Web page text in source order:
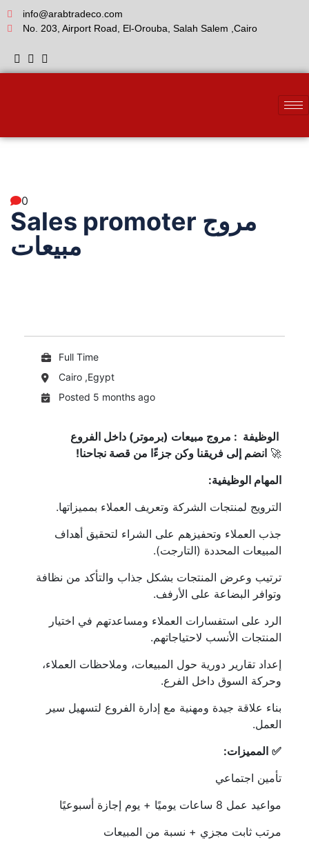
info@arabtradeco.com
No. 203, Airport Road, El-Orouba, Salah Salem ,Cairo
0
Sales promoter مروج
مبيعات
Full Time
Cairo ,Egypt
Posted 5 months ago
الوظيفة : مروج مبيعات (برموتر) داخل الفروع
🚀 انضم إلى فريقنا وكن جزءًا من قصة نجاحنا!
المهام الوظيفية:
الترويج لمنتجات الشركة وتعريف العملاء بمميزاتها.
جذب العملاء وتحفيزهم على الشراء لتحقيق أهداف
المبيعات المحددة (التارجت).
ترتيب وعرض المنتجات بشكل جذاب والتأكد من نظافة
وتوافر البضاعة على الأرفف.
الرد على استفسارات العملاء ومساعدتهم في اختيار
المنتجات الأنسب لاحتياجاتهم.
إعداد تقارير دورية حول المبيعات، وملاحظات العملاء،
وحركة السوق داخل الفرع.
بناء علاقة جيدة ومهنية مع إدارة الفروع لتسهيل سير
العمل.
✅ المميزات:
تأمين اجتماعي
مواعيد عمل 8 ساعات يوميًا + يوم إجازة أسبوعيًا
مرتب ثابت مجزي + نسبة من المبيعات